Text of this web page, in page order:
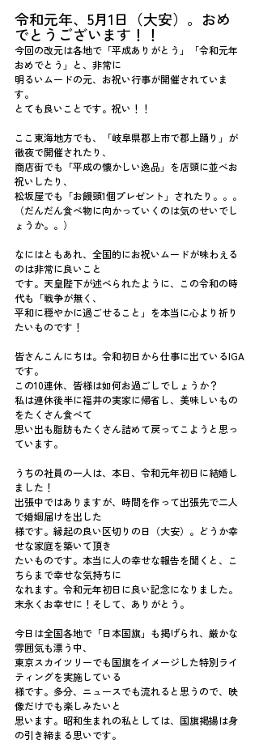
令和元年、5月1日（大安）。おめ
でとうございます！！
今回の改元は各地で「平成ありがとう」「令和元年
おめでとう」と、非常に
明るいムードの元、お祝い行事が開催されていま
す。
とても良いことです。祝い！！
ここ東海地方でも、「岐阜県郡上市で郡上踊り」が
徹夜で開催されたり、
商店街でも「平成の懐かしい逸品」を店頭に並べお
祝いしたり、
松坂屋でも「お饅頭1個プレゼント」されたり。。。
（だんだん食べ物に向かっていくのは気のせいでし
ょうか。。）
なにはともあれ、全国的にお祝いムードが味わえる
のは非常に良いこと
です。天皇陛下が述べられたように、この令和の時
代も「戦争が無く、
平和に穏やかに過ごせること」を本当に心より祈り
たいものです！
皆さんこんにちは。令和初日から仕事に出ているIGA
です。
この10連休、皆様は如何お過ごしでしょうか？
私は連休後半に福井の実家に帰省し、美味しいもの
をたくさん食べて
思い出も脂肪もたくさん詰めて戻ってこようと思っ
ています。
うちの社員の一人は、本日、令和元年初日に結婚し
ました！
出張中ではありますが、時間を作って出張先で二人
で婚姻届けを出した
様です。縁起の良い区切りの日（大安）。どうか幸
せな家庭を築いて頂き
たいものです。本当に人の幸せな報告を聞くと、こ
ちらまで幸せな気持ちに
なれます。令和元年初日に良い記念になりました。
末永くお幸せに！そして、ありがとう。
今日は全国各地で「日本国旗」も掲げられ、厳かな
雰囲気も漂う中、
東京スカイツリーでも国旗をイメージした特別ライ
ティングを実施している
様です。多分、ニュースでも流れると思うので、映
像だけでも楽しみたいと
思います。昭和生まれの私としては、国旗掲揚は身
の引き締まる思いです。